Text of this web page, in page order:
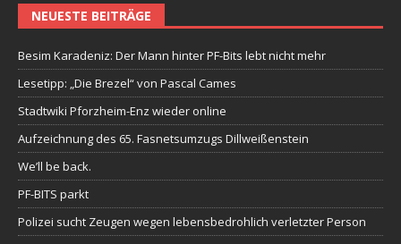
NEUESTE BEITRÄGE
Besim Karadeniz: Der Mann hinter PF-Bits lebt nicht mehr
Lesetipp: „Die Brezel“ von Pascal Cames
Stadtwiki Pforzheim-Enz wieder online
Aufzeichnung des 65. Fasnetsumzugs Dillweißenstein
We’ll be back.
PF-BITS parkt
Polizei sucht Zeugen wegen lebensbedrohlich verletzter Person